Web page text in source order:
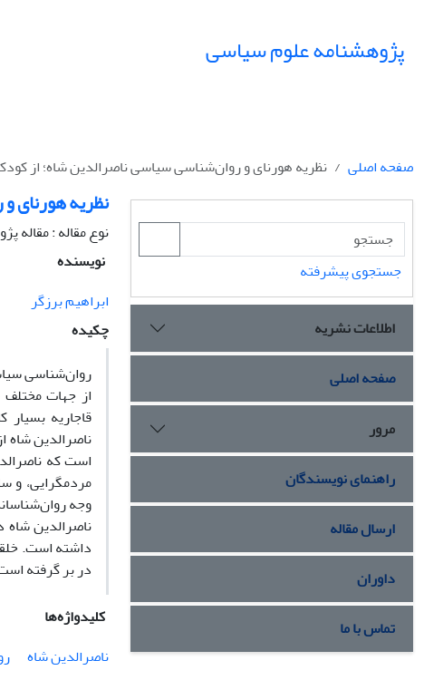
پژوهشنامه علوم سیاسی
صفحه اصلی نظریه هورنای و روان‌شناسی سیاسی ناصرالدین شاه؛ از
نظریه هورنای
نوع مقاله : مقاله
نویسنده
ابراهیم برزگر
چکیده
روان‌شناسی
از جهات
قاجاریه
ناصرالدین شاه
است که
مردم‏گرایی، و
وجه
ناصرالدین
داشته است.
در بر گرفته
کلیدواژه‌ها
ناصرالدین شاه
جستجوی پیشرفته
اطلاعات نشریه
صفحه اصلی
مرور
راهنمای نویسندگان
ارسال مقاله
داوران
تماس با ما